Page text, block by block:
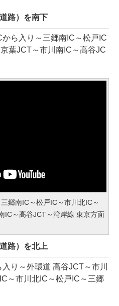
路）を南下
ら入り～三郷南IC～松戸IC
葉JCT～市川南IC～高谷JC
郷南IC～松戸IC～市川北IC～
IC～高谷JCT～湾岸線 東京方面
路）を北上
り～外環道 高谷JCT～市川
～市川北IC～松戸IC～三郷